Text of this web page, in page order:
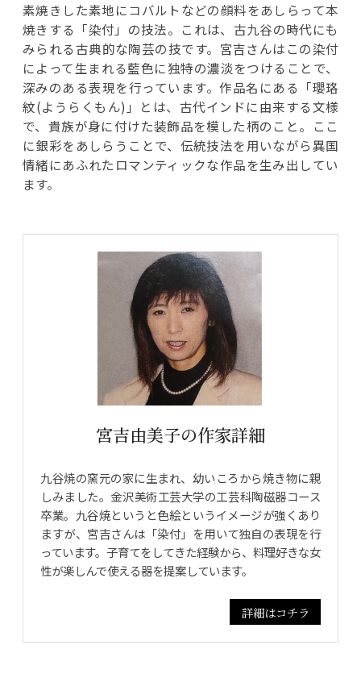
素焼きした素地にコバルトなどの顔料をあしらって本
焼きする「染付」の技法。これは、古九谷の時代にも
みられる古典的な陶芸の技です。宮吉さんはこの染付
によって生まれる藍色に独特の濃淡をつけることで、
深みのある表現を行っています。作品名にある「瓔珞
紋(ようらくもん)」とは、古代インドに由来する文様
で、貴族が身に付けた装飾品を模した柄のこと。ここ
に銀彩をあしらうことで、伝統技法を用いながら異国
情緒にあふれたロマンティックな作品を生み出してい
ます。
宮吉由美子の作家詳細
九谷焼の窯元の家に生まれ、幼いころから焼き物に親
しみました。金沢美術工芸大学の工芸科陶磁器コース
卒業。九谷焼というと色絵というイメージが強くあり
ますが、宮吉さんは「染付」を用いて独自の表現を行
っています。子育てをしてきた経験から、料理好きな女
性が楽しんで使える器を提案しています。
詳細はコチラ